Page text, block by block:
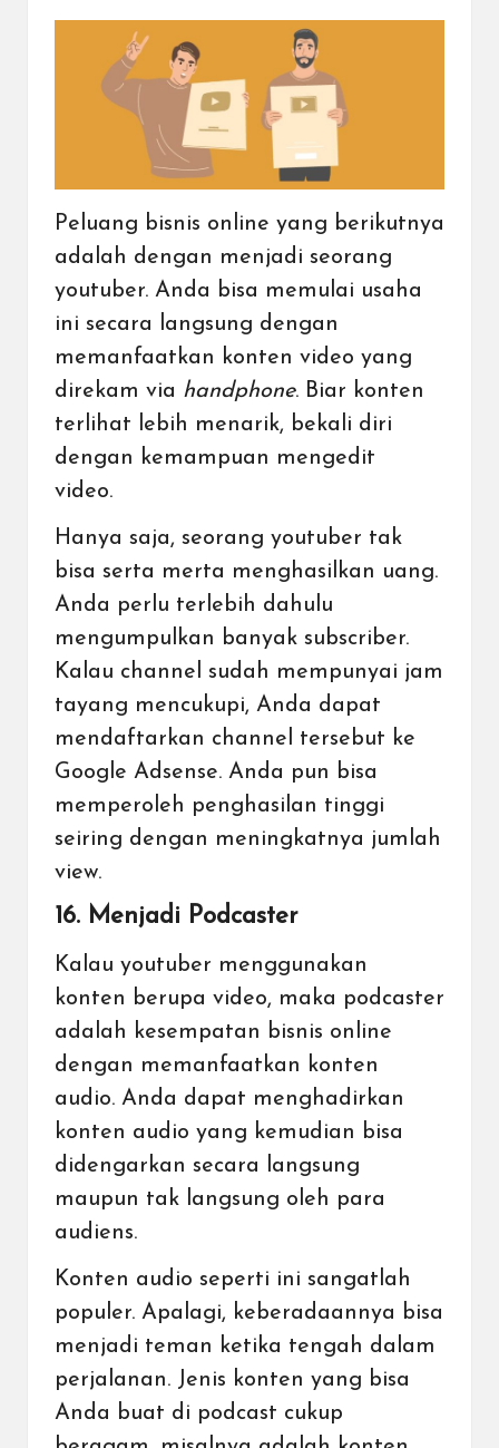
Peluang bisnis online yang berikutnya
adalah dengan menjadi seorang
youtuber. Anda bisa memulai usaha
ini secara langsung dengan
memanfaatkan konten video yang
direkam via handphone. Biar konten
terlihat lebih menarik, bekali diri
dengan kemampuan mengedit
video.
Hanya saja, seorang youtuber tak
bisa serta merta menghasilkan uang.
Anda perlu terlebih dahulu
mengumpulkan banyak subscriber.
Kalau channel sudah mempunyai jam
tayang mencukupi, Anda dapat
mendaftarkan channel tersebut ke
Google Adsense. Anda pun bisa
memperoleh penghasilan tinggi
seiring dengan meningkatnya jumlah
view.
16. Menjadi Podcaster
Kalau youtuber menggunakan
konten berupa video, maka podcaster
adalah kesempatan bisnis online
dengan memanfaatkan konten
audio. Anda dapat menghadirkan
konten audio yang kemudian bisa
didengarkan secara langsung
maupun tak langsung oleh para
audiens.
Konten audio seperti ini sangatlah
populer. Apalagi, keberadaannya bisa
menjadi teman ketika tengah dalam
perjalanan. Jenis konten yang bisa
Anda buat di podcast cukup